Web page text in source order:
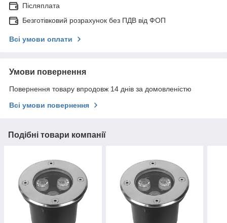
Післяплата
Безготівковий розрахунок без ПДВ від ФОП
Всі умови оплати
Умови повернення
Повернення товару впродовж 14 днів за домовленістю
Всі умови повернення
Подібні товари компанії